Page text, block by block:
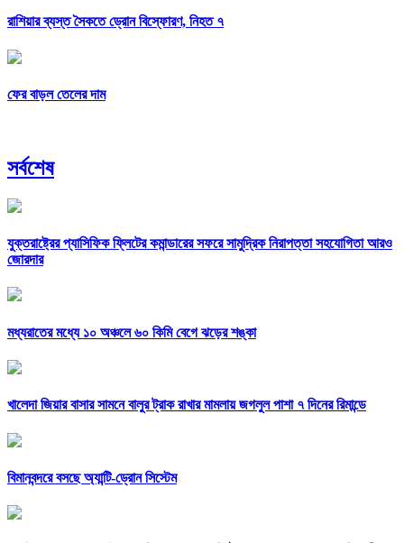
রাশিয়ার ব্যস্ত সৈকতে ড্রোন বিস্ফোরণ, নিহত ৭
ফের বাড়ল তেলের দাম
সর্বশেষ
যুক্তরাষ্ট্রের প্যাসিফিক ফ্লিটের কমান্ডারের সফরে সামুদ্রিক নিরাপত্তা সহযোগিতা আরও
জোরদার
মধ্যরাতের মধ্যে ১০ অঞ্চলে ৬০ কিমি বেগে ঝড়ের শঙ্কা
খালেদা জিয়ার বাসার সামনে বালুর ট্রাক রাখার মামলায় জগলুল পাশা ৭ দিনের রিমান্ডে
বিমানবন্দরে বসছে অ্যান্টি-ড্রোন সিস্টেম